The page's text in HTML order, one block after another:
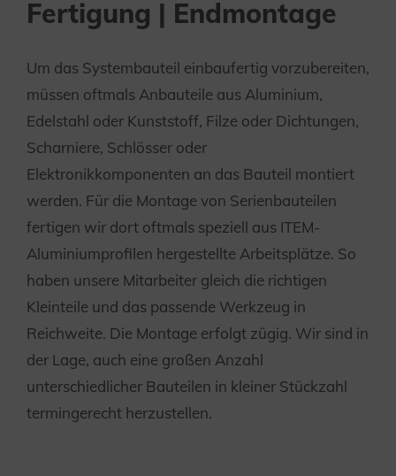
Fertigung | Endmontage
Um das Systembauteil einbaufertig vorzubereiten,
müssen oftmals Anbauteile aus Aluminium,
Edelstahl oder Kunststoff, Filze oder Dichtungen,
Scharniere, Schlösser oder
Elektronikkomponenten an das Bauteil montiert
werden. Für die Montage von Serienbauteilen
fertigen wir dort oftmals speziell aus ITEM-
Aluminiumprofilen hergestellte Arbeitsplätze. So
haben unsere Mitarbeiter gleich die richtigen
Kleinteile und das passende Werkzeug in
Reichweite. Die Montage erfolgt zügig. Wir sind in
der Lage, auch eine großen Anzahl
unterschiedlicher Bauteilen in kleiner Stückzahl
termingerecht herzustellen.